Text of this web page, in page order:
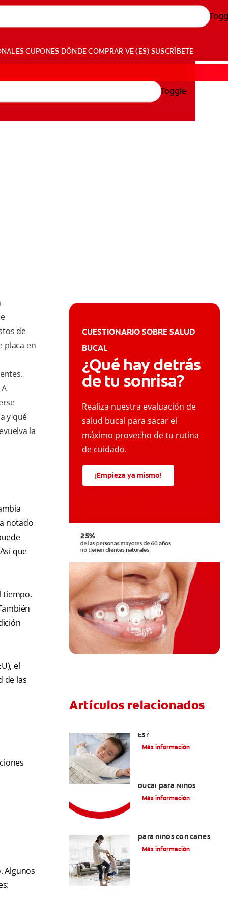
CUPONES DÓNDE COMPRAR VE (ES) SUSCRÍBETE
Toggle
de
placa en
y qué
la
notado
que
tiempo.
el
de las
Algunos
CUESTIONARIO SOBRE SALUD
BUCAL
¿Qué hay detrás
de tu sonrisa?
Realiza nuestra evaluación de
salud bucal para sacar el
máximo provecho de tu rutina
de cuidado.
¡Empieza ya mismo!
Artículos relacionados
Es?
Más información
bucal para Niños
Más información
para niños con caries
Más información